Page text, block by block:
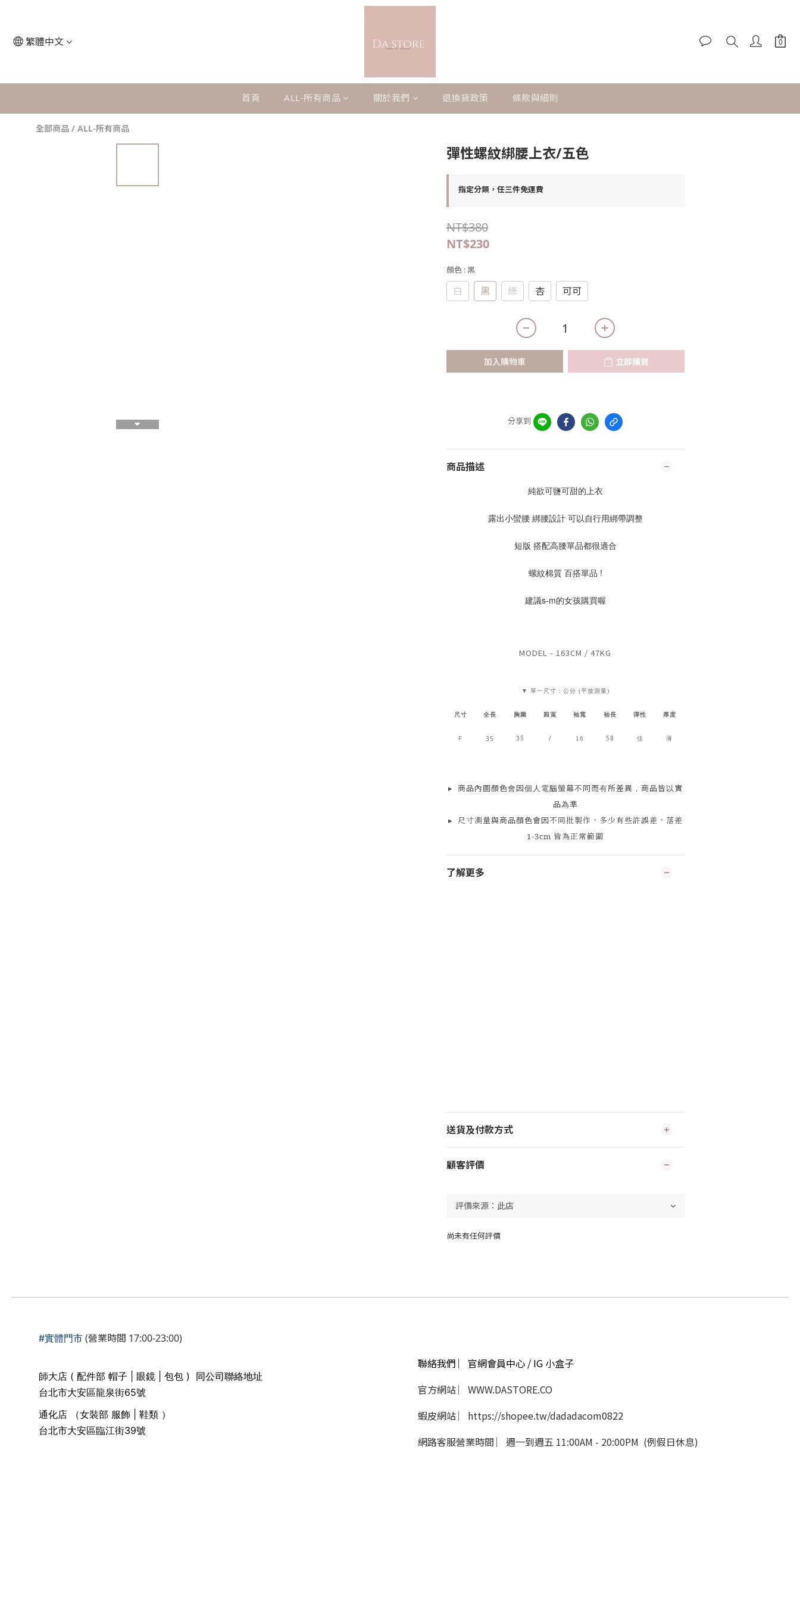
繁體中文
首頁 ALL-所有商品 關於我們 退換貨政策 條款與細則
全部商品 / ALL-所有商品
彈性螺紋綁腰上衣/五色
指定分類，任三件免運費
NT$380
NT$230
顏色 : 黑
白 黑 綠 杏 可可
加入購物車 立即購買
分享到
商品描述
純欲可鹽可甜的上衣
露出小蠻腰 綁腰設計 可以自行用綁帶調整
短版 搭配高腰單品都很適合
螺紋棉質 百搭單品 !
建議s-m的女孩購買喔
MODEL - 163CM / 47KG
▼ 單一尺寸：公分 (平放測量)
尺寸 全長 胸圍 肩寬 袖寬 袖長 彈性 厚度
F 35 35 / 16 58 佳 薄
▸ 商品內圖顏色會因個人電腦螢幕不同而有所差異，商品皆以實
品為準
▸ 尺寸測量與商品顏色會因不同批製作，多少有些許誤差，落差
1-3cm 皆為正常範圍
了解更多
送貨及付款方式
顧客評價
尚未有任何評價
#實體門市 (營業時間 17:00-23:00)
師大店 ( 配件部 帽子 | 眼鏡 | 包包 ) 同公司聯絡地址
台北市大安區龍泉街65號
通化店 （女裝部 服飾 | 鞋類 ）
台北市大安區臨江街39號
聯絡我們 ︳官網會員中心 / IG 小盒子
官方網站 ︳WWW.DASTORE.CO
蝦皮網站 ︳https://shopee.tw/dadadacom0822
網路客服營業時間 ︳週一到週五 11:00AM - 20:00PM (例假日休息)